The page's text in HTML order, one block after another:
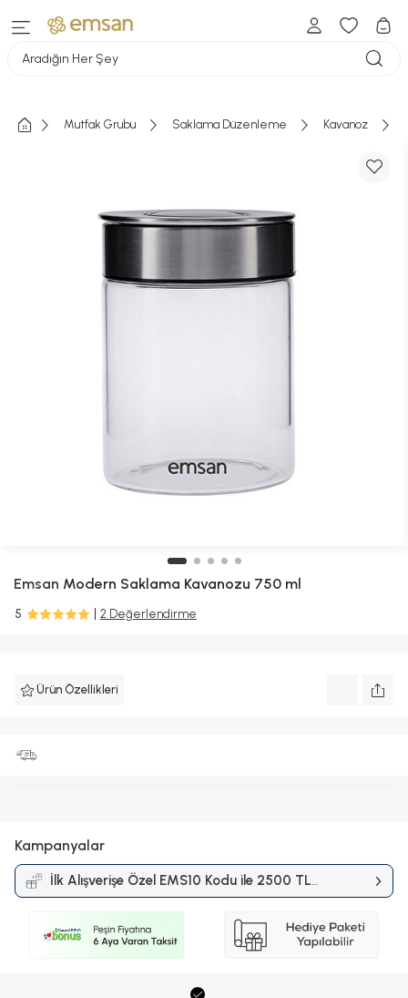
Aradığın Her Şey
Mutfak Grubu Saklama Düzenleme Kavanoz
Emsan Modern Saklama Kavanozu 750 ml
5 2 Değerlendirme
Ürün Özellikleri
Kampanyalar
İlk Alışverişe Özel EMS10 Kodu ile 2500 TL
ve Üzerine %10 İndirimKampanyası